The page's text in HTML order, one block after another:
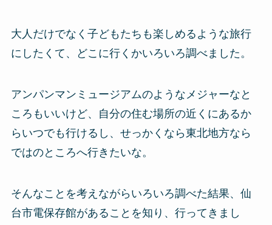
大人だけでなく子どもたちも楽しめるような旅行
にしたくて、どこに行くかいろいろ調べました。
アンパンマンミュージアムのようなメジャーなと
ころもいいけど、自分の住む場所の近くにあるか
らいつでも行けるし、せっかくなら東北地方なら
ではのところへ行きたいな。
そんなことを考えながらいろいろ調べた結果、仙
台市電保存館があることを知り、行ってきまし